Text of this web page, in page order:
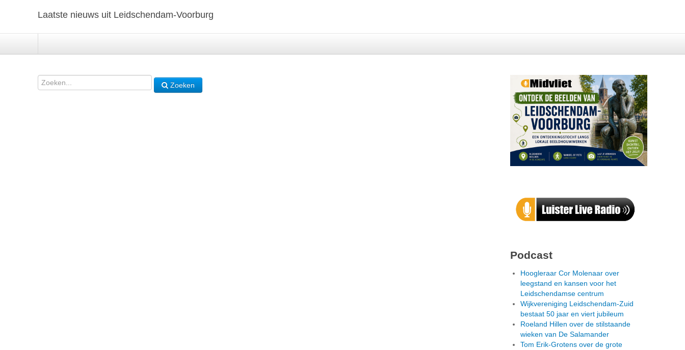
Laatste nieuws uit Leidschendam-Voorburg
Zoeken
Podcast
Hoogleraar Cor Molenaar over
leegstand en kansen voor het
Leidschendamse centrum
Wijkvereniging Leidschendam-Zuid
bestaat 50 jaar en viert jubileum
Roeland Hillen over de stilstaande
wieken van De Salamander
Tom Erik-Grotens over de grote